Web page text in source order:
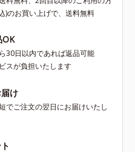
)のお買い上げで、送料無料
OK
30日以内であれば返品可能
スが負担いたします
け
でご注文の翌日にお届けいたし